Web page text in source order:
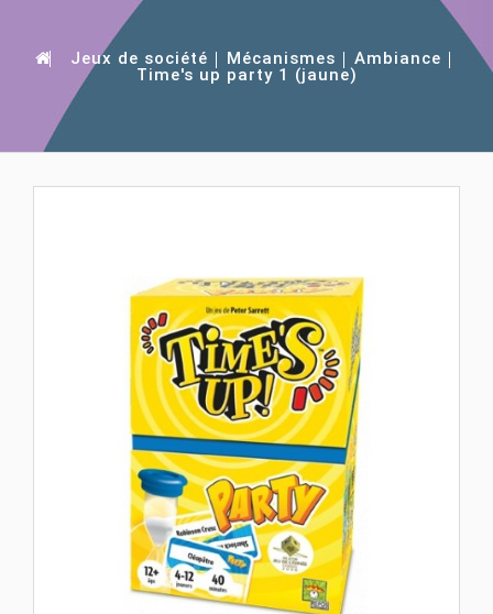
Jeux de société Mécanismes
Ambiance
Time's up party 1 (jaune)